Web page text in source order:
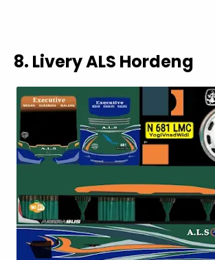
8. Livery ALS Hordeng